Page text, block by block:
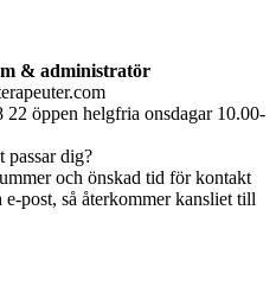
& administratör
öppen helgfria onsdagar 10.00-
dig?
och önskad tid för kontakt
post, så återkommer kansliet till